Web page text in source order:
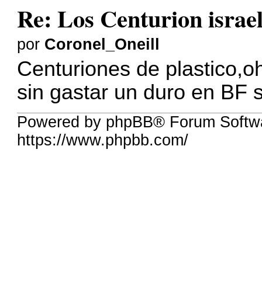
Re: Los Centurion
por Coronel_Oneill
Centuriones de
sin gastar un duro en BF
Powered by phpBB® Forum
https://www.phpbb.com/